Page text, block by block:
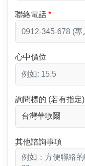
聯絡電話
心中價位
詢問標的 (若有指定)
其他諮詢事項